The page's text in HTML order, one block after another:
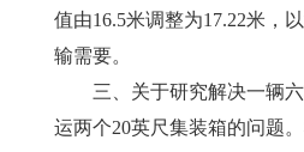
值由16.5米调整为17.22米，
输需要。
三、关于研究解决一辆六
运两个20英尺集装箱的问题